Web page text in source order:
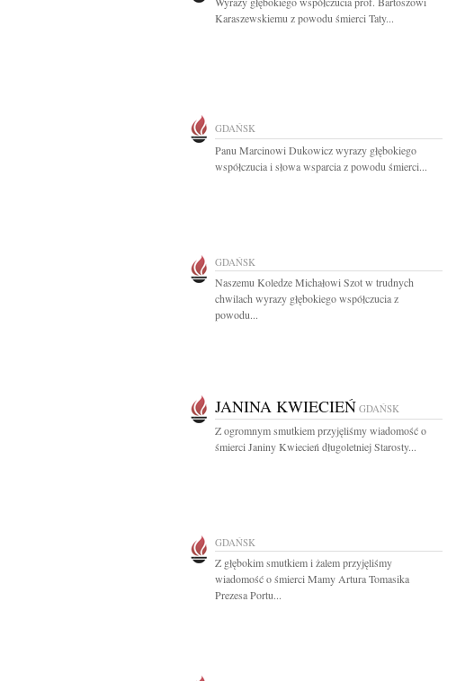
Karaszewskiemu z powodu śmierci Taty...
GDAŃSK
Panu Marcinowi Dukowicz wyrazy głębokiego
współczucia i słowa wsparcia z powodu śmierci...
GDAŃSK
Naszemu Koledze Michałowi Szot w trudnych
chwilach wyrazy głębokiego współczucia z
powodu...
JANINA KWIECIEŃ GDAŃSK
Z ogromnym smutkiem przyjęliśmy wiadomość o
śmierci Janiny Kwiecień długoletniej Starosty...
GDAŃSK
Z głębokim smutkiem i żalem przyjęliśmy
wiadomość o śmierci Mamy Artura Tomasika
Prezesa Portu...